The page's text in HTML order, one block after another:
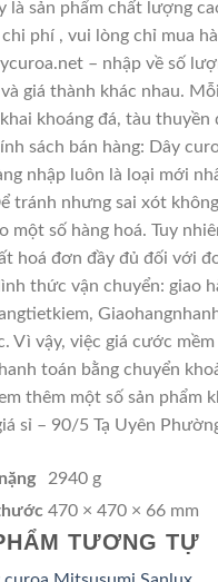
là sản phẩm chất lượng
phí , vui lòng chỉ mua
– nhập về số
giá thành khác nhau.
khoáng đá, tàu
sách bán hàng: Dây
nhập luôn là loại mới
tránh nhưng sai xót
một số hàng hoá. Tuy
hoá đơn đầy đủ đối với
thức vận chuyển: giao
Vì vậy, việc giá cước
toán bằng chuyển
thêm một số sản phẩm
sỉ – 90/5 Tạ Uyên
2940 g
470 × 470 × 66 mm
TƯƠNG TỰ